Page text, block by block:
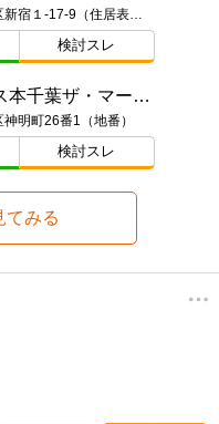
千葉県千葉市中央区新宿１-17-9（住居表示）ほか
検討スレ
グランドパレス本千葉ザ・マークス
明町26番1（地番）
検討スレ
てみる